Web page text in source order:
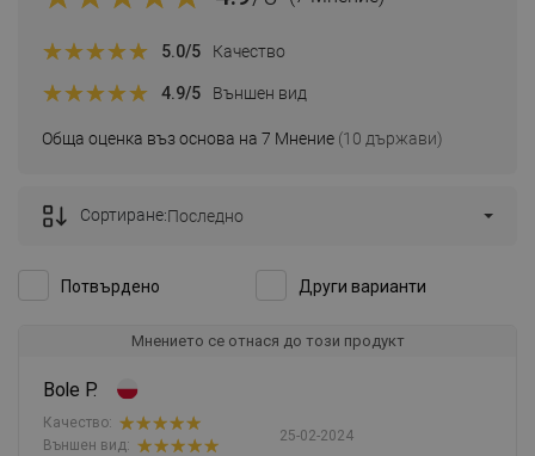
Обща оценка въз основа на 7 Мнение (10 държави)
5.0/5 Качество
4.9/5 Външен вид
Потвърдено Други варианти
Сортиране:Последно
Мнението се отнася до този продукт
Bole P.
25-02-2024
Качество:
Външен вид: